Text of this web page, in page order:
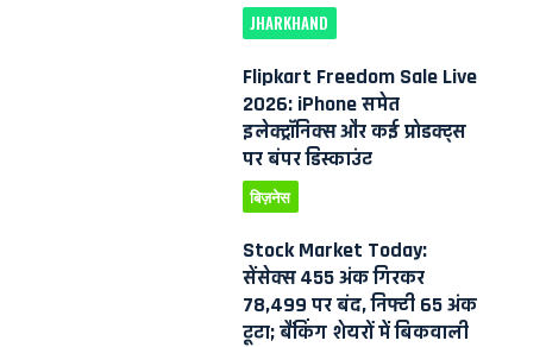
JHARKHAND
Flipkart Freedom Sale Live
2026: iPhone समेत
इलेक्ट्रॉनिक्स और कई प्रोडक्ट्स
पर बंपर डिस्काउंट
बिज़नेस
Stock Market Today:
सेंसेक्स 455 अंक गिरकर
78,499 पर बंद, निफ्टी 65 अंक
टूटा; बैंकिंग शेयरों में बिकवाली